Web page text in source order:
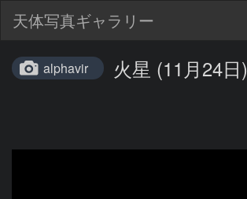
天体写真ギャラリー
alphavir 火星 (11月24日)